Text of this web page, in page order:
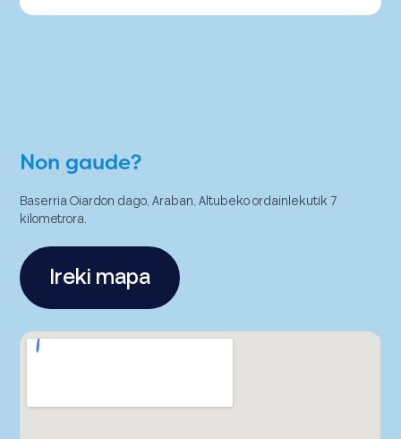
Non gaude?
Baserria Oiardon dago, Araban, Altubeko ordainlekutik 7
kilometrora.
Ireki mapa